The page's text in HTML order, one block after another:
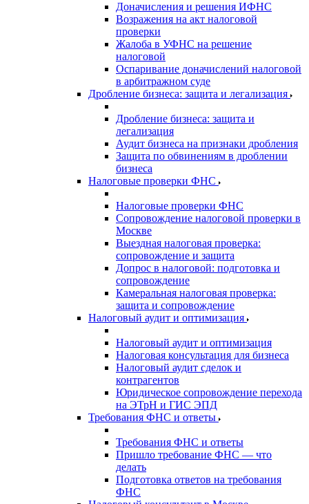
Доначисления и решения ИФНС
Возражения на акт налоговой
проверки
Жалоба в УФНС на решение
налоговой
Оспаривание доначислений налоговой
в арбитражном суде
Дробление бизнеса: защита и легализация
Дробление бизнеса: защита и
легализация
Аудит бизнеса на признаки дробления
Защита по обвинениям в дроблении
бизнеса
Налоговые проверки ФНС
Налоговые проверки ФНС
Сопровождение налоговой проверки в
Москве
Выездная налоговая проверка:
сопровождение и защита
Допрос в налоговой: подготовка и
сопровождение
Камеральная налоговая проверка:
защита и сопровождение
Налоговый аудит и оптимизация
Налоговый аудит и оптимизация
Налоговая консультация для бизнеса
Налоговый аудит сделок и
контрагентов
Юридическое сопровождение перехода
на ЭТрН и ГИС ЭПД
Требования ФНС и ответы
Требования ФНС и ответы
Пришло требование ФНС — что
делать
Подготовка ответов на требования
ФНС